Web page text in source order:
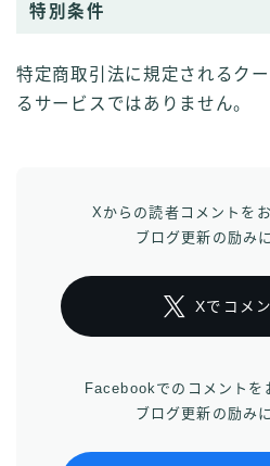
特別条件
特定商取引法に規定されるク
るサービスではありません。
Xからの読者コメントを
ブログ更新の励み
Xでコメ
Facebookでのコメントを
ブログ更新の励み